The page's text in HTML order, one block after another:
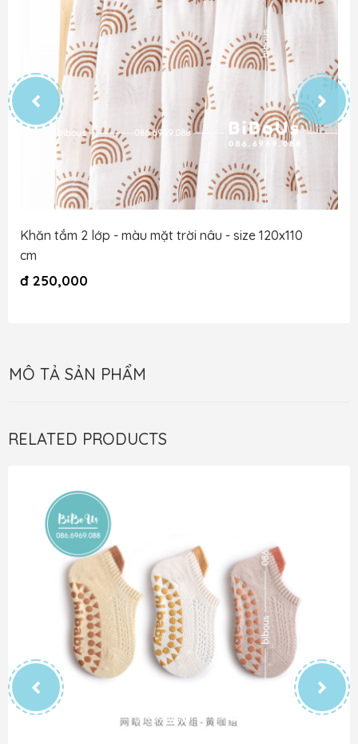
Khăn tắm 2 lớp - màu mặt trời nâu - size 120x110
cm
đ 250,000
MÔ TẢ SẢN PHẨM
RELATED PRODUCTS